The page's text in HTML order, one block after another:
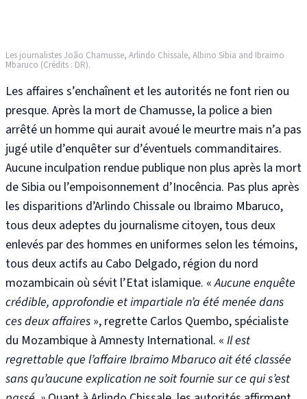
Les journalistes João Chamusse, Arlindo Chissale, Albino Sibia and Ibraimo
Mbaruco (Crédits : DR).
Les affaires s’enchaînent et les autorités ne font rien ou
presque. Après la mort de Chamusse, la police a bien
arrêté un homme qui aurait avoué le meurtre mais n’a pas
jugé utile d’enquêter sur d’éventuels commanditaires.
Aucune inculpation rendue publique non plus après la mort
de Sibia ou l’empoisonnement d’Inocência. Pas plus après
les disparitions d’Arlindo Chissale ou Ibraimo Mbaruco,
tous deux adeptes du journalisme citoyen, tous deux
enlevés par des hommes en uniformes selon les témoins,
tous deux actifs au Cabo Delgado, région du nord
mozambicain où sévit l’Etat islamique. «Aucune enquête
crédible, approfondie et impartiale n’a été menée dans
ces deux affaires », regrette Carlos Quembo, spécialiste
du Mozambique à Amnesty International. « Il est
regrettable que l’affaire Ibraimo Mbaruco ait été classée
sans qu’aucune explication ne soit fournie sur ce qui s’est